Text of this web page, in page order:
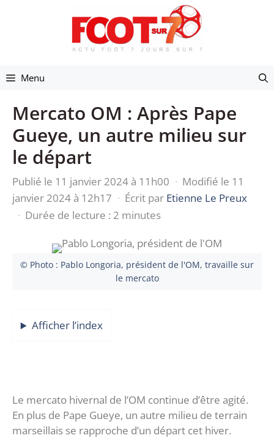
Menu
Mercato OM : Après Pape
Gueye, un autre milieu sur
le départ
Publié le 11 janvier 2024 à 11h00 · Modifié le 11
janvier 2024 à 12h17 · Écrit par Etienne Le Preux
· Durée de lecture : 2 minutes
© Photo : Pablo Longoria, président de l'OM, travaille sur
le mercato
Afficher l’index
Le mercato hivernal de l’OM continue d’être agité.
En plus de Pape Gueye, un autre milieu de terrain
marseillais se rapproche d’un départ cet hiver.